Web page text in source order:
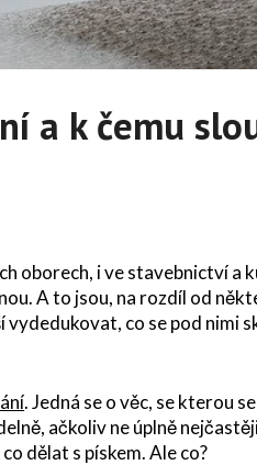
a k čemu
oborech, i ve stavebnictví
A to jsou, na rozdíl od
vydedukovat, co se pod nimi
. Jedná se o věc, se kterou
ačkoliv ne úplně
dělat s pískem. Ale co?